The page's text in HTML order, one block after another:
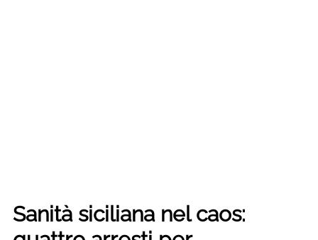
Sanità siciliana nel caos: